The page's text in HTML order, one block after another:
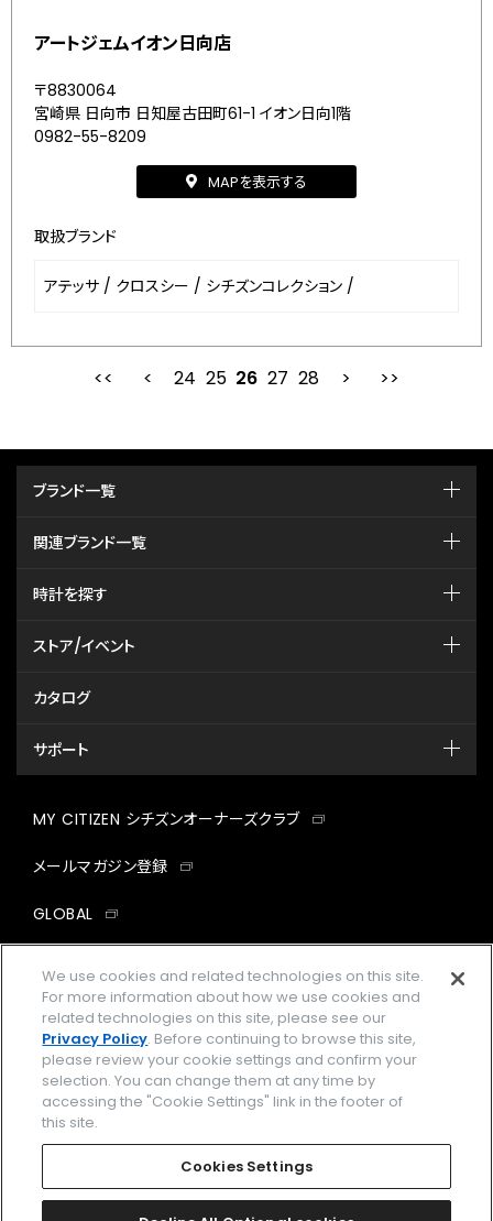
アートジェムイオン日向店
〒8830064
宮崎県 日向市 日知屋古田町61-1 イオン日向1階
0982-55-8209
MAPを表示する
取扱ブランド
アテッサ / クロスシー / シチズンコレクション /
最初 前
24 25 26 27 28
ブランド一覧
関連ブランド一覧
時計を探す
ストア/イベント
カタログ
サポート
MY CITIZEN シチズンオーナーズクラブ
メールマガジン登録
GLOBAL
facebookinstagramtwitter
企業情報 ご利用規約
プライバシーポリシー Cookies Settings
Amazon PayはAmazon.com, Inc.またはその関連会社の商標です。
We use cookies and related technologies on this site.
For more information about how we use cookies and
related technologies on this site, please see our
Privacy Policy. Before continuing to browse this site,
please review your cookie settings and confirm your
selection. You can change them at any time by
accessing the "Cookie Settings" link in the footer of
this site.
Cookies Settings